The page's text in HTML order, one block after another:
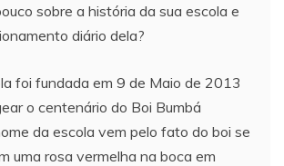
sobre a história da sua escola e
diário dela?
foi fundada em 9 de Maio de 2013
o centenário do Boi Bumbá
da escola vem pelo fato do boi se
uma rosa vermelha na boca em